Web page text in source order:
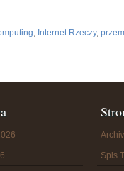
, Internet Rzeczy,
Spis